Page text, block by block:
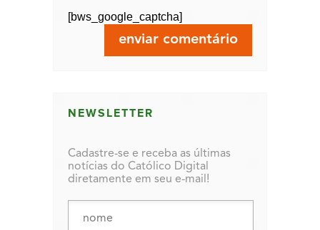
[bws_google_captcha]
NEWSLETTER
Cadastre-se e receba as últimas
notícias do Católico Digital
diretamente em seu e-mail!